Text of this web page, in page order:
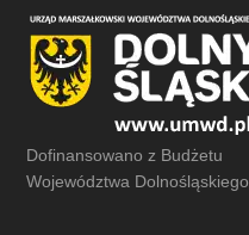
Dofinansowano z Budżetu
Województwa Dolnośląskiego